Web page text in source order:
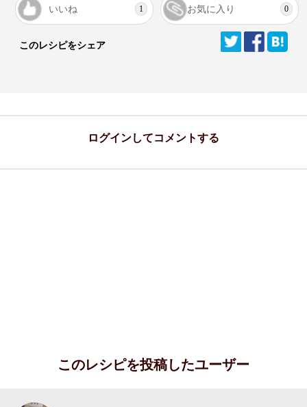
いいね 1 お気に入り 0
このレシピをシェア
ログインしてコメントする
このレシピを投稿したユーザー